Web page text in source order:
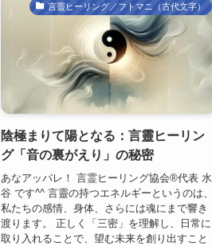
言靈ヒーリング／フトマニ（古代文字）
陰極まりて陽となる：言靈ヒーリン
グ「音の裏がえり」の秘密
あなアッパレ！ 言霊ヒーリング協会®代表 水
谷 です^^ 言靈の持つエネルギーというのは、
私たちの感情、身体、さらには魂にまで響き
渡ります。 正しく「三密」を理解し、日常に
取り入れることで、望む未来を創り出すこと